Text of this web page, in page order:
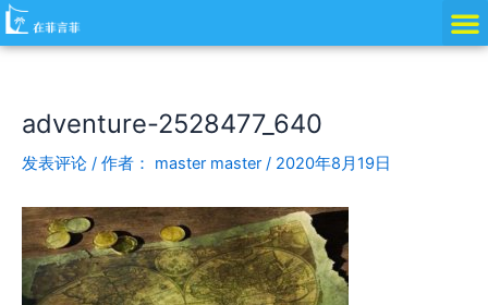
跳
至
adventure-2528477_640
发表评论 / 作者： master master / 2020年8月19日
Post
navigation